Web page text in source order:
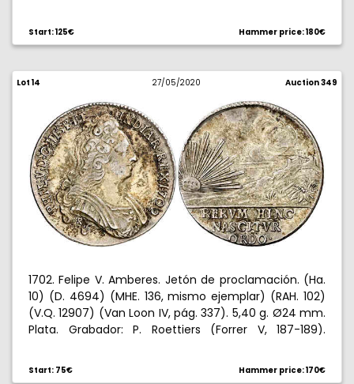
Colección Almirall. Raro. MBC.
Start: 125€ Hammer price: 180€
Lot 14 27/05/2020 Auction 349
1702. Felipe V. Amberes. Jetón de proclamación. (Ha.
10) (D. 4694) (MHE. 136, mismo ejemplar) (RAH. 102)
(V.Q. 12907) (Van Loon IV, pág. 337). 5,40 g. Ø24 mm.
Plata. Grabador: P. Roettiers (Forrer V, 187-189).
Luis XIV había ocupado las principales plazas fuertes
Start: 75€ Hammer price: 170€